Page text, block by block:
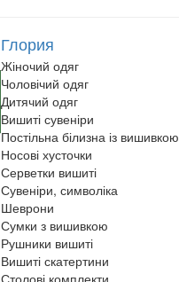
Глория
Жіночий одяг
Чоловічий одяг
Дитячий одяг
Вишиті сувеніри
Постільна білизна із вишивкою
Носові хусточки
Серветки вишиті
Сувеніри, символіка
Шеврони
Сумки з вишивкою
Рушники вишиті
Вишиті скатертини
Столові комплекти